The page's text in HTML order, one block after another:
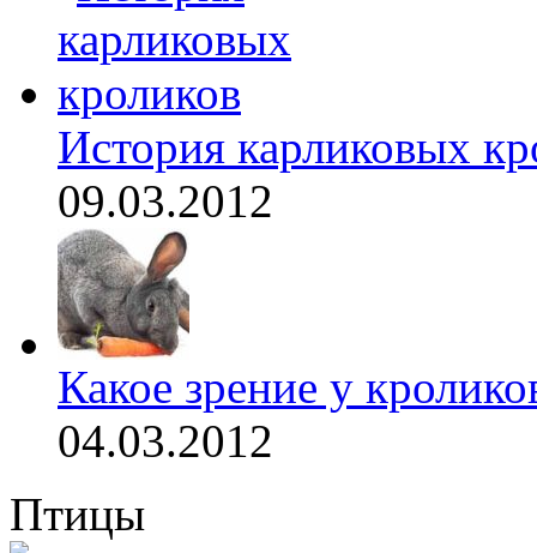
История карликовых
09.03.2012
Какое зрение у
04.03.2012
Птицы